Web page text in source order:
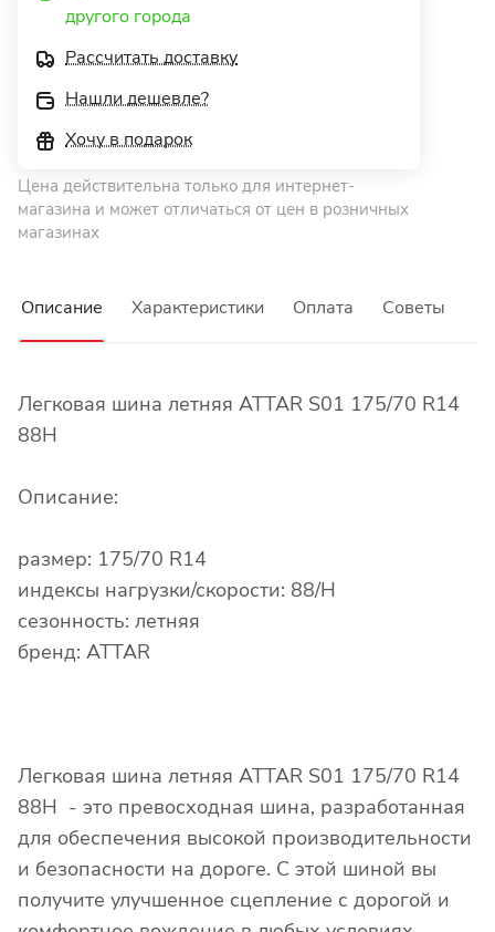
другого города
Рассчитать доставку
Нашли дешевле?
Хочу в подарок
Цена действительна только для интернет-
магазина и может отличаться от цен в розничных
магазинах
Описание Характеристики Оплата Советы
Легковая шина летняя ATTAR S01 175/70 R14
88H
Описание:
размер: 175/70 R14
индексы нагрузки/скорости: 88/H
сезонность: летняя
бренд: ATTAR
Легковая шина летняя ATTAR S01 175/70 R14
88H - это превосходная шина, разработанная
для обеспечения высокой производительности
и безопасности на дороге. С этой шиной вы
получите улучшенное сцепление с дорогой и